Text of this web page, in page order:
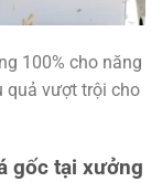
100% cho năng
quả vượt trội cho
gốc tại xưởng